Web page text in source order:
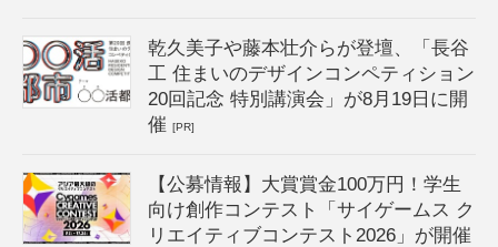
乾久美子や藤本壮介らが登壇、「長谷
工 住まいのデザインコンペティション
20回記念 特別講演会」が8月19日に開
催[PR]
【公募情報】大賞賞金100万円！学生
向け創作コンテスト「サイゲームス ク
リエイティブコンテスト2026」が開催